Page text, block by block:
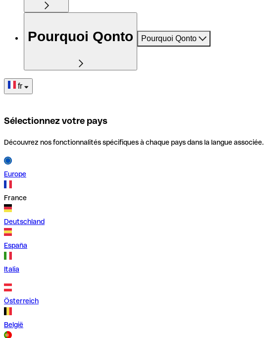
Pourquoi Qonto Pourquoi Qonto
fr
Sélectionnez votre pays
Découvrez nos fonctionnalités spécifiques à chaque pays dans la langue associée.
Europe
France
Deutschland
España
Italia
Österreich
België